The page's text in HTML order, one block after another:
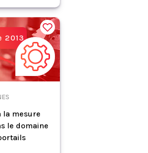
2013
la mesure
le domaine